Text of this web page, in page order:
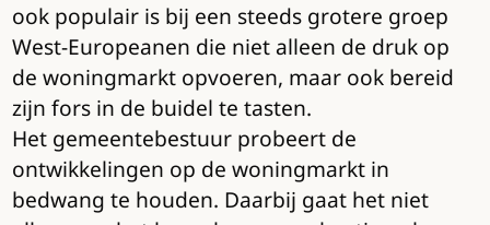
ook populair is bij een steeds grotere groep
West-Europeanen die niet alleen de druk op
de woningmarkt opvoeren, maar ook bereid
zijn fors in de buidel te tasten.
Het gemeentebestuur probeert de
ontwikkelingen op de woningmarkt in
bedwang te houden. Daarbij gaat het niet